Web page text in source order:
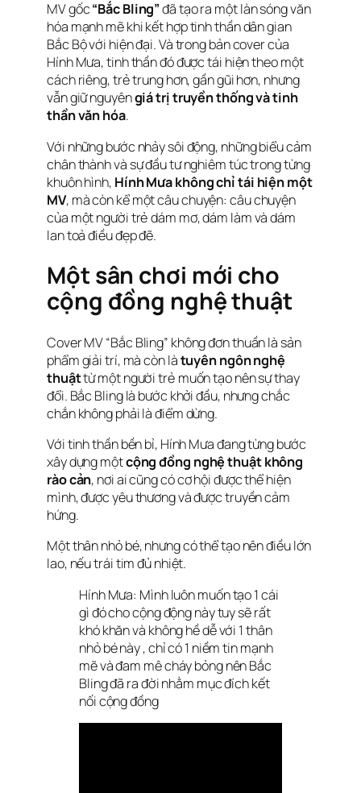
MV gốc“Bắc Bling”đã tạo ra một làn sóng văn
hóa mạnh mẽ khi kết hợp tinh thần dân gian
Bắc Bộ với hiện đại. Và trong bản cover của
Hính Mưa, tinh thần đó được tái hiện theo một
cách riêng, trẻ trung hơn, gần gũi hơn, nhưng
vẫn giữ nguyêngiá trị truyền thống và tinh
thần văn hóa.
Với những bước nhảy sôi động, những biểu cảm
chân thành và sự đầu tư nghiêm túc trong từng
khuôn hình, Hính Mưa không chỉ tái hiện một
MV, mà còn kể một câu chuyện: câu chuyện
của một người trẻ dám mơ, dám làm và dám
lan toả điều đẹp đẽ.
Một sân chơi mới cho
cộng đồng nghệ thuật
Cover MV “Bắc Bling” không đơn thuần là sản
phẩm giải trí, mà còn làtuyên ngôn nghệ
thuậttừ một người trẻ muốn tạo nên sự thay
đổi. Bắc Bling là bước khởi đầu, nhưng chắc
chắn không phải là điểm dừng.
Với tinh thần bền bỉ, Hính Mưa đang từng bước
xây dựng mộtcộng đồng nghệ thuật không
rào cản, nơi ai cũng có cơ hội được thể hiện
mình, được yêu thương và được truyền cảm
hứng.
Một thân nhỏ bé, nhưng có thể tạo nên điều lớn
lao, nếu trái tim đủ nhiệt.
Hính Mưa: Mình luôn muốn tạo 1 cái
gì đó cho cộng động này tuy sẽ rất
khó khăn và không hề dễ với 1 thân
nhỏ bé này , chỉ có 1 niềm tin mạnh
mẽ và đam mê cháy bỏng nên Bắc
Bling đã ra đời nhằm mục đích kết
nối cộng đồng